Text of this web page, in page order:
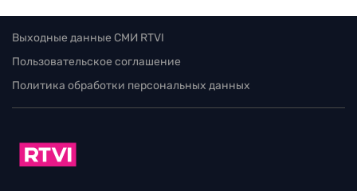
Выходные данные СМИ RTVI
Пользовательское соглашение
Политика обработки персональных данных